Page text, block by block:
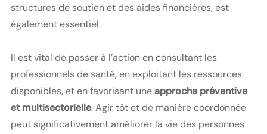
structures de soutien et des aides financières, est
également essentiel.
Il est vital de passer à l’action en consultant les
professionnels de santé, en exploitant les ressources
disponibles, et en favorisant uneapproche préventive
et multisectorielle. Agir tôt et de manière coordonnée
peut significativement améliorer la vie des personnes